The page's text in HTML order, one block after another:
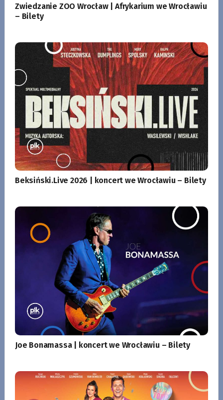
Zwiedzanie ZOO Wrocław | Afrykarium we Wrocławiu
– Bilety
Beksiński.Live 2026 | koncert we Wrocławiu – Bilety
Joe Bonamassa | koncert we Wrocławiu – Bilety